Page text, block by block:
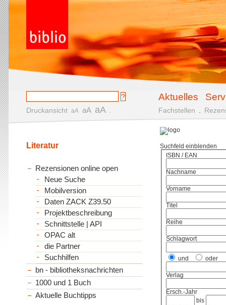
Aktuelles
Druckansicht aA aA aA Fachstellen
Suchfeld einblenden
ISBN / EAN
Nachname
Vorname
Titel
Reihe
Schlagwort
und oder
Verlag
Ersch.-Jahr
bis
Literatur
Rezensionen online open
Neue Suche
Mobilversion
Daten ZACK Z39.50
Projektbeschreibung
Schnittstelle | API
OPAC alt
die Partner
Suchhilfen
bn - bibliotheksnachrichten
1000 und 1 Buch
Aktuelle Buchtipps